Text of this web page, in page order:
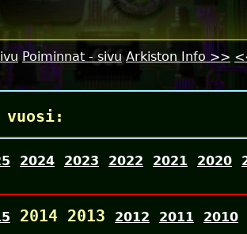
Poiminnat - sivu Arkiston Info >>
2024 2023 2022 2021 2020
2014 2013 2012 2011 2010